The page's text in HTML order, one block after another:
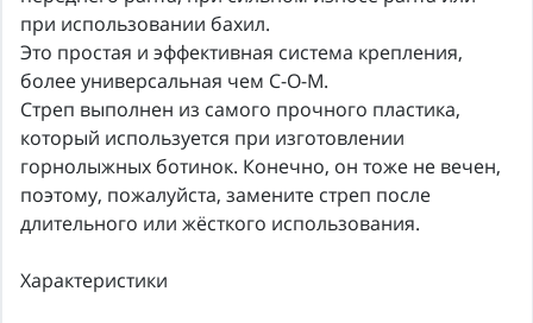
при использовании бахил.
Это простая и эффективная система крепления,
более универсальная чем С-О-М.
Стреп выполнен из самого прочного пластика,
который используется при изготовлении
горнолыжных ботинок. Конечно, он тоже не вечен,
поэтому, пожалуйста, замените стреп после
длительного или жёсткого использования.
Характеристики